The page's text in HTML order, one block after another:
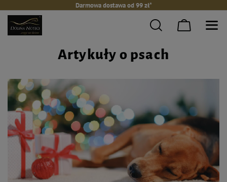
Darmowa dostawa od 99 zł*
Artykuły o psach